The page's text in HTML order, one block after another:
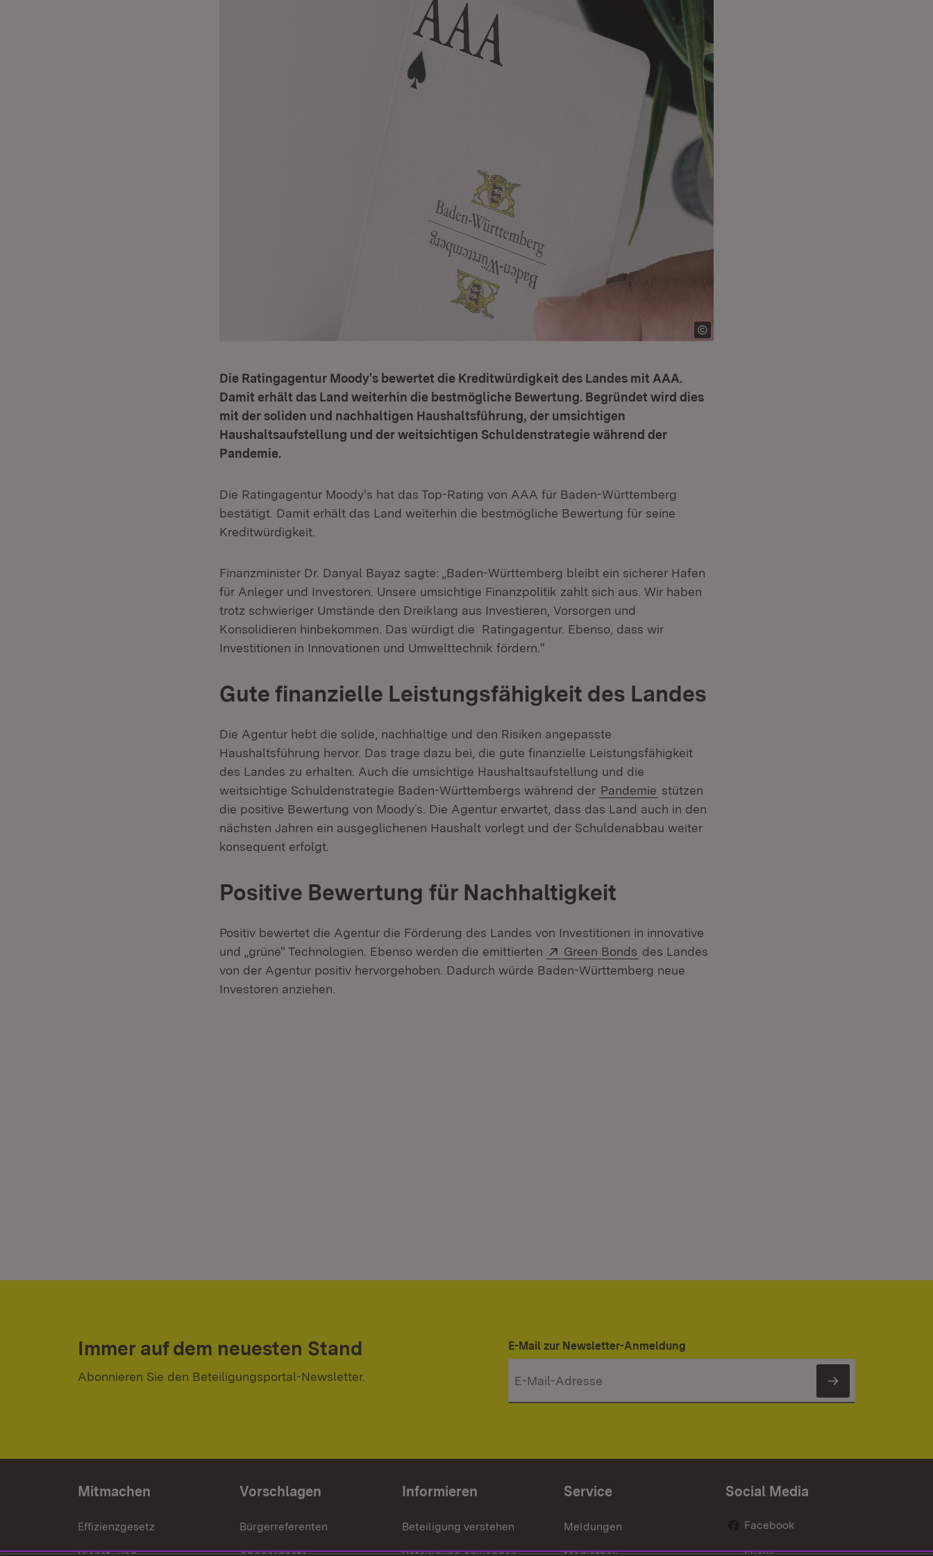
Die Ratingagentur Moody's bewertet die Kreditwürdigkeit des Landes mit AAA.
Damit erhält das Land weiterhin die bestmögliche Bewertung. Begründet wird dies
mit der soliden und nachhaltigen Haushaltsführung, der umsichtigen
Haushaltsaufstellung und der weitsichtigen Schuldenstrategie während der
Pandemie.
Die Ratingagentur Moody's hat das Top-Rating von AAA für Baden-Württemberg
bestätigt. Damit erhält das Land weiterhin die bestmögliche Bewertung für seine
Kreditwürdigkeit.
Finanzminister Dr. Danyal Bayaz sagte: „Baden-Württemberg bleibt ein sicherer Hafen
für Anleger und Investoren. Unsere umsichtige Finanzpolitik zahlt sich aus. Wir haben
trotz schwieriger Umstände den Dreiklang aus Investieren, Vorsorgen und
Konsolidieren hinbekommen. Das würdigt die Ratingagentur. Ebenso, dass wir
Investitionen in Innovationen und Umwelttechnik fördern."
Gute finanzielle Leistungsfähigkeit des Landes
Die Agentur hebt die solide, nachhaltige und den Risiken angepasste
Haushaltsführung hervor. Das trage dazu bei, die gute finanzielle Leistungsfähigkeit
des Landes zu erhalten. Auch die umsichtige Haushaltsaufstellung und die
weitsichtige Schuldenstrategie Baden-Württembergs während der Pandemie stützen
die positive Bewertung von Moody´s. Die Agentur erwartet, dass das Land auch in den
nächsten Jahren ein ausgeglichenen Haushalt vorlegt und der Schuldenabbau weiter
konsequent erfolgt.
Positive Bewertung für Nachhaltigkeit
Positiv bewertet die Agentur die Förderung des Landes von Investitionen in innovative
und „grüne" Technologien. Ebenso werden die emittierten
Extern:
Green Bonds (Öffnet in neuem Fenster)
des Landes
von der Agentur positiv hervorgehoben. Dadurch würde Baden-Württemberg neue
Investoren anziehen.
Immer auf dem neuesten Stand
Abonnieren Sie den Beteiligungsportal-Newsletter.
E-Mail zur Newsletter-Anmeldung
Newsletter
Mitmachen
Effizienzgesetz
Vorschlagen
Bürgerreferenten
Informieren
Beteiligung verstehen
Service
Meldungen
Social Media
Facebook